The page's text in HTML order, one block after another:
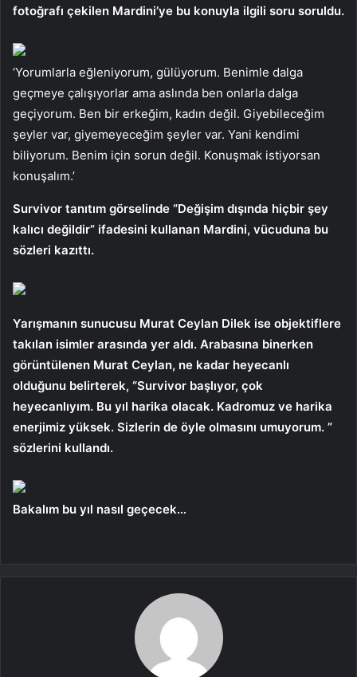
fotoğrafı çekilen Mardini’ye bu konuyla ilgili soru soruldu.
‘Yorumlarla eğleniyorum, gülüyorum. Benimle dalga
geçmeye çalışıyorlar ama aslında ben onlarla dalga
geçiyorum. Ben bir erkeğim, kadın değil. Giyebileceğim
şeyler var, giyemeyeceğim şeyler var. Yani kendimi
biliyorum. Benim için sorun değil. Konuşmak istiyorsan
konuşalım.’
Survivor tanıtım görselinde “Değişim dışında hiçbir şey
kalıcı değildir” ifadesini kullanan Mardini, vücuduna bu
sözleri kazıttı.
Yarışmanın sunucusu Murat Ceylan Dilek ise objektiflere
takılan isimler arasında yer aldı. Arabasına binerken
görüntülenen Murat Ceylan, ne kadar heyecanlı
olduğunu belirterek, “Survivor başlıyor, çok
heyecanlıyım. Bu yıl harika olacak. Kadromuz ve harika
enerjimiz yüksek. Sizlerin de öyle olmasını umuyorum. ”
sözlerini kullandı.
Bakalım bu yıl nasıl geçecek…